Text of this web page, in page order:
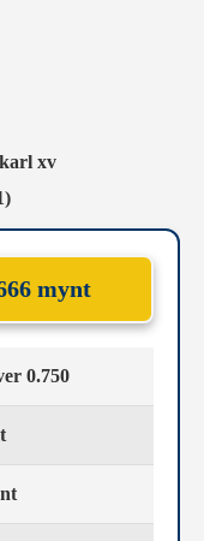
xv
mynt
0.750